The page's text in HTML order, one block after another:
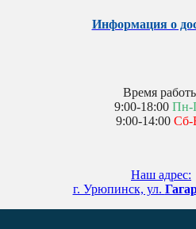
Информация о
Время
9:00-18:00 Пн-
9:00-14:00 Сб-
Наш адрес:
г. Урюпинск, ул.